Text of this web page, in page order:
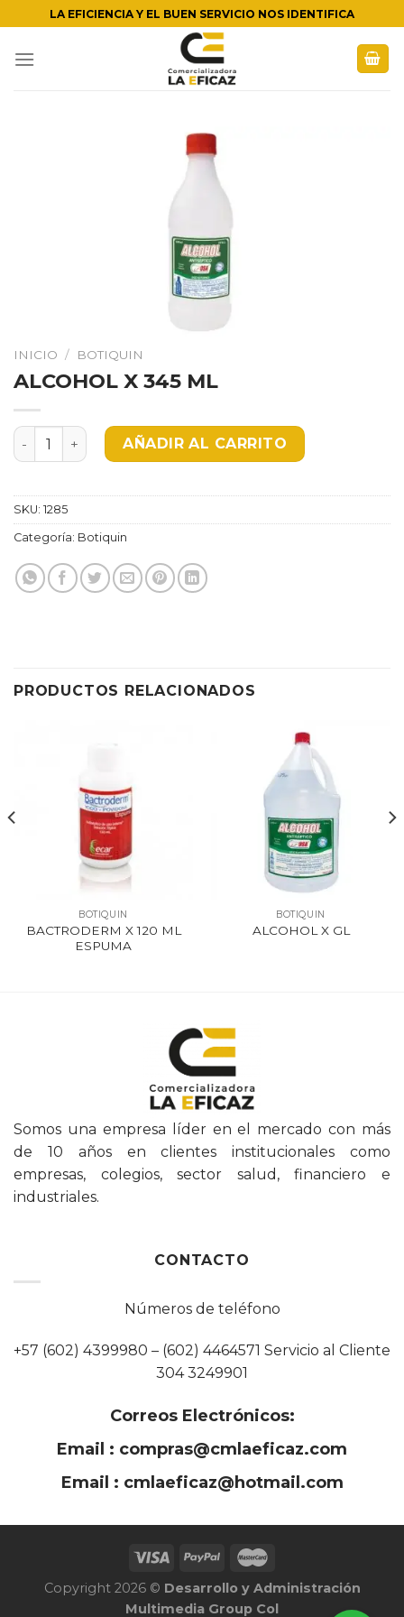
to
content
LA EFICIENCIA Y EL BUEN SERVICIO NOS IDENTIFICA
INICIO / BOTIQUIN
ALCOHOL X 345 ML
ALCOHOL X 345 ML cantidadAÑADIR AL CARRITO
SKU: 1285
Categoría: Botiquin
PRODUCTOS RELACIONADOS
BOTIQUIN
BACTRODERM X 120 ML
ESPUMA
BOTIQUIN
ALCOHOL X GL
Somos una empresa líder en el mercado con más
de 10 años en clientes institucionales como
empresas, colegios, sector salud, financiero e
industriales.
CONTACTO
Números de teléfono
+57 (602) 4399980 – (602) 4464571 Servicio al Cliente
304 3249901
Correos Electrónicos:
Email : compras@cmlaeficaz.com
Email : cmlaeficaz@hotmail.com
Copyright 2026 © Desarrollo y Administración
Multimedia Group Col